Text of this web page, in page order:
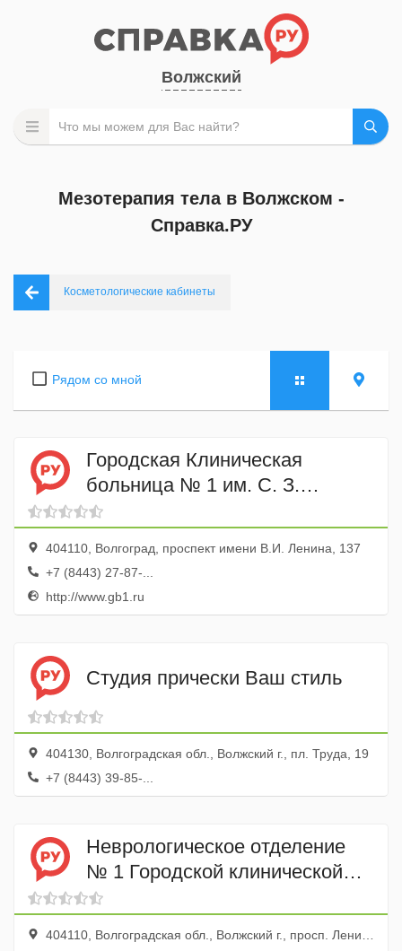
Волжский
Мезотерапия тела в Волжском -
Справка.РУ
Косметологические кабинеты
Рядом со мной
Городская Клиническая
больница № 1 им. С. З.
Фишера Нейрохирургическое
отделение
404110, Волгоград, проспект имени В.И. Ленина, 137
+7 (8443) 27-87-...
http://www.gb1.ru
Студия прически Ваш стиль
404130, Волгоградская обл., Волжский г., пл. Труда, 19
+7 (8443) 39-85-...
Неврологическое отделение
№ 1 Городской клинической
больницы № 1
404110, Волгоградская обл., Волжский г., просп. Ленина, 137